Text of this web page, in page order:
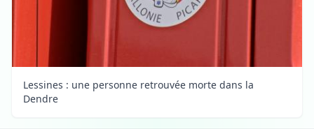
Lessines : une personne retrouvée morte dans la
Dendre